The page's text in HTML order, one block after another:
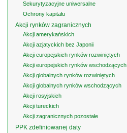
Sekurytyzacyjne uniwersalne
Ochrony kapitału
Akcji rynków zagranicznych
Akcji amerykańskich
Akcji azjatyckich bez Japonii
Akcji europejskich rynków rozwiniętych
Akcji europejskich rynków wschodzących
Akcji globalnych rynków rozwiniętych
Akcji globalnych rynków wschodzących
Akcji rosyjskich
Akcji tureckich
Akcji zagranicznych pozostałe
PPK zdefiniowanej daty